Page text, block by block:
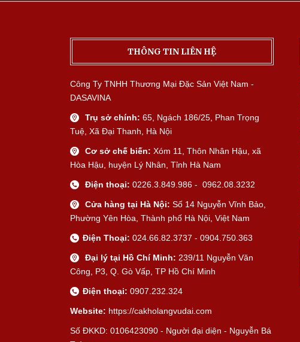
THÔNG TIN LIÊN HỆ
Công Ty TNHH Thương Mại Đặc Sản Việt Nam -
DASAVINA
Trụ sở chính: 65, Ngách 186/25, Phan Trọng
Tuệ, Xã Đại Thanh, Hà Nội
Cơ sở chế biến: Xóm 11, Thôn Nhân Hậu, xã
Hòa Hậu, huyện Lý Nhân, Tỉnh Hà Nam
Điện thoại: 0226.3.849.986 - 0962.08.3232
Cửa hàng tại Hà Nội: Số 14 Nguyễn Vĩnh Bảo,
Phường Yên Hòa, Thành phố Hà Nội, Việt Nam
Điện Thoại: 024.66.82.3737 - 0904.750.363
Đại lý tại Hồ Chí Minh: 239/11 Nguyễn Văn
Công, P3, Q. Gò Vấp, TP Hồ Chí Minh
Điện thoại: 0907.232.324
Website: https://cakholangvudai.com
Số ĐKKD: 0106423090 - Người đại diện - Nguyễn Bá